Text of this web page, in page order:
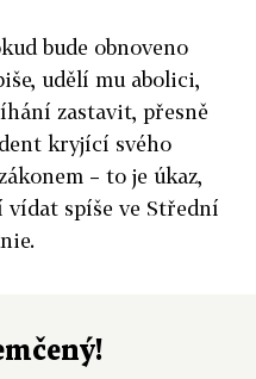
bude obnoveno
udělí mu abolici,
zastavit, přesně
kryjící svého
– to je úkaz,
spíše ve Střední